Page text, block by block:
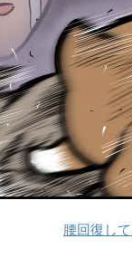
腰回復し